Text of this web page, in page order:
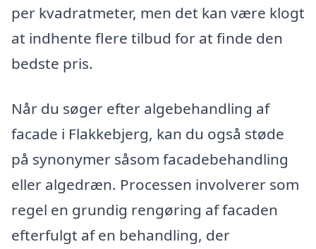
per kvadratmeter, men det kan være klogt
at indhente flere tilbud for at finde den
bedste pris.
Når du søger efter algebehandling af
facade i Flakkebjerg, kan du også støde
på synonymer såsom facadebehandling
eller algedræn. Processen involverer som
regel en grundig rengøring af facaden
efterfulgt af en behandling, der